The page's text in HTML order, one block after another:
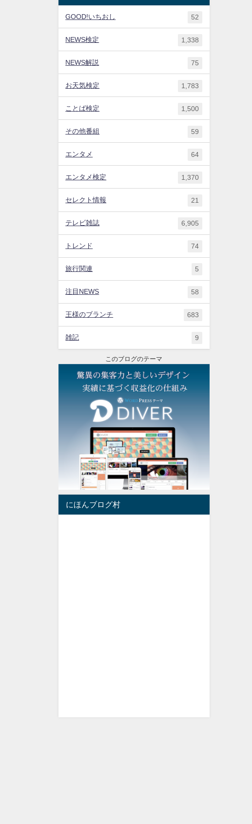
GOOD!いちおし 52
NEWS検定 1,338
NEWS解説 75
お天気検定 1,783
ことば検定 1,500
その他番組 59
エンタメ 64
エンタメ検定 1,370
セレクト情報 21
テレビ雑誌 6,905
トレンド 74
旅行関連 5
注目NEWS 58
王様のブランチ 683
雑記 9
このブログのテーマ
にほんブログ村